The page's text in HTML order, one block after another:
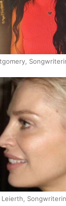
Leierth, Songwriterin